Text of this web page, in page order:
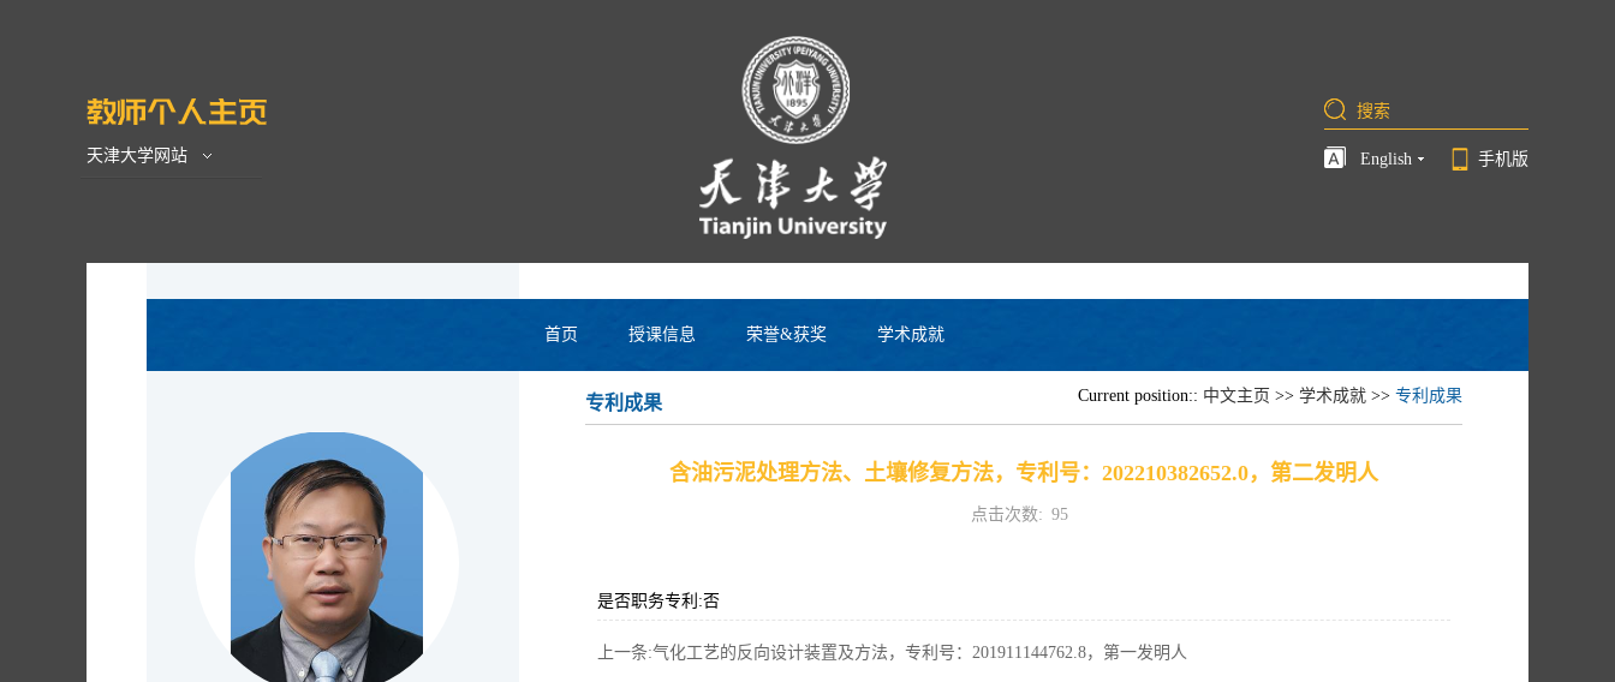
天津大学网站 English 手机版
首页 授课信息 荣誉&获奖 学术成就
专利成果 Current position:: 中文主页 >> 学术成就 >> 专利成果
含油污泥处理方法、土壤修复方法，专利号：202210382652.0，第二发明人
点击次数: 95
是否职务专利:否
上一条:气化工艺的反向设计装置及方法，专利号：201911144762.8，第一发明人